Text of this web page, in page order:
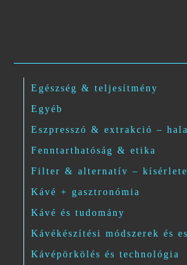
Egészség & teljesítmény
Egyéb
Eszpresszó & extrakció –
Fenntarthatóság & etika
Filter & alternatív –
Kávé + gasztronómia
Kávé és tudomány
Kávékészítési módszerek és
Kávépörkölés és technológia